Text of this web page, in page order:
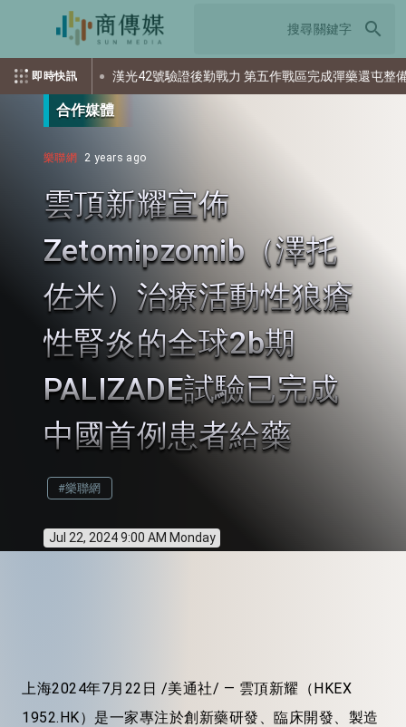
search
即時快訊
漢光42號驗證後勤戰力 第五作戰區完成彈藥還屯整備
合作媒體
樂聯網 2 years ago
雲頂新耀宣佈
Zetomipzomib（澤托
佐米）治療活動性狼瘡
性腎炎的全球2b期
PALIZADE試驗已完成
中國首例患者給藥
#樂聯網
Jul 22, 2024 9:00 AM Monday
上海2024年7月22日 /美通社/ — 雲頂新耀（HKEX
1952.HK）是一家專注於創新藥研發、臨床開發、製造